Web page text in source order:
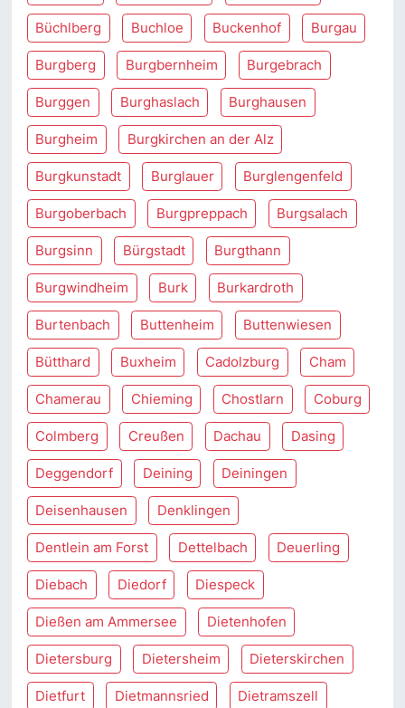
Büchlberg Buchloe Buckenhof Burgau
Burgberg Burgbernheim Burgebrach
Burggen Burghaslach Burghausen
Burgheim Burgkirchen an der Alz
Burgkunstadt Burglauer Burglengenfeld
Burgoberbach Burgpreppach Burgsalach
Burgsinn Bürgstadt Burgthann
Burgwindheim Burk Burkardroth
Burtenbach Buttenheim Buttenwiesen
Bütthard Buxheim Cadolzburg Cham
Chamerau Chieming Chostlarn Coburg
Colmberg Creußen Dachau Dasing
Deggendorf Deining Deiningen
Deisenhausen Denklingen
Dentlein am Forst Dettelbach Deuerling
Diebach Diedorf Diespeck
Dießen am Ammersee Dietenhofen
Dietersburg Dietersheim Dieterskirchen
Dietfurt Dietmannsried Dietramszell